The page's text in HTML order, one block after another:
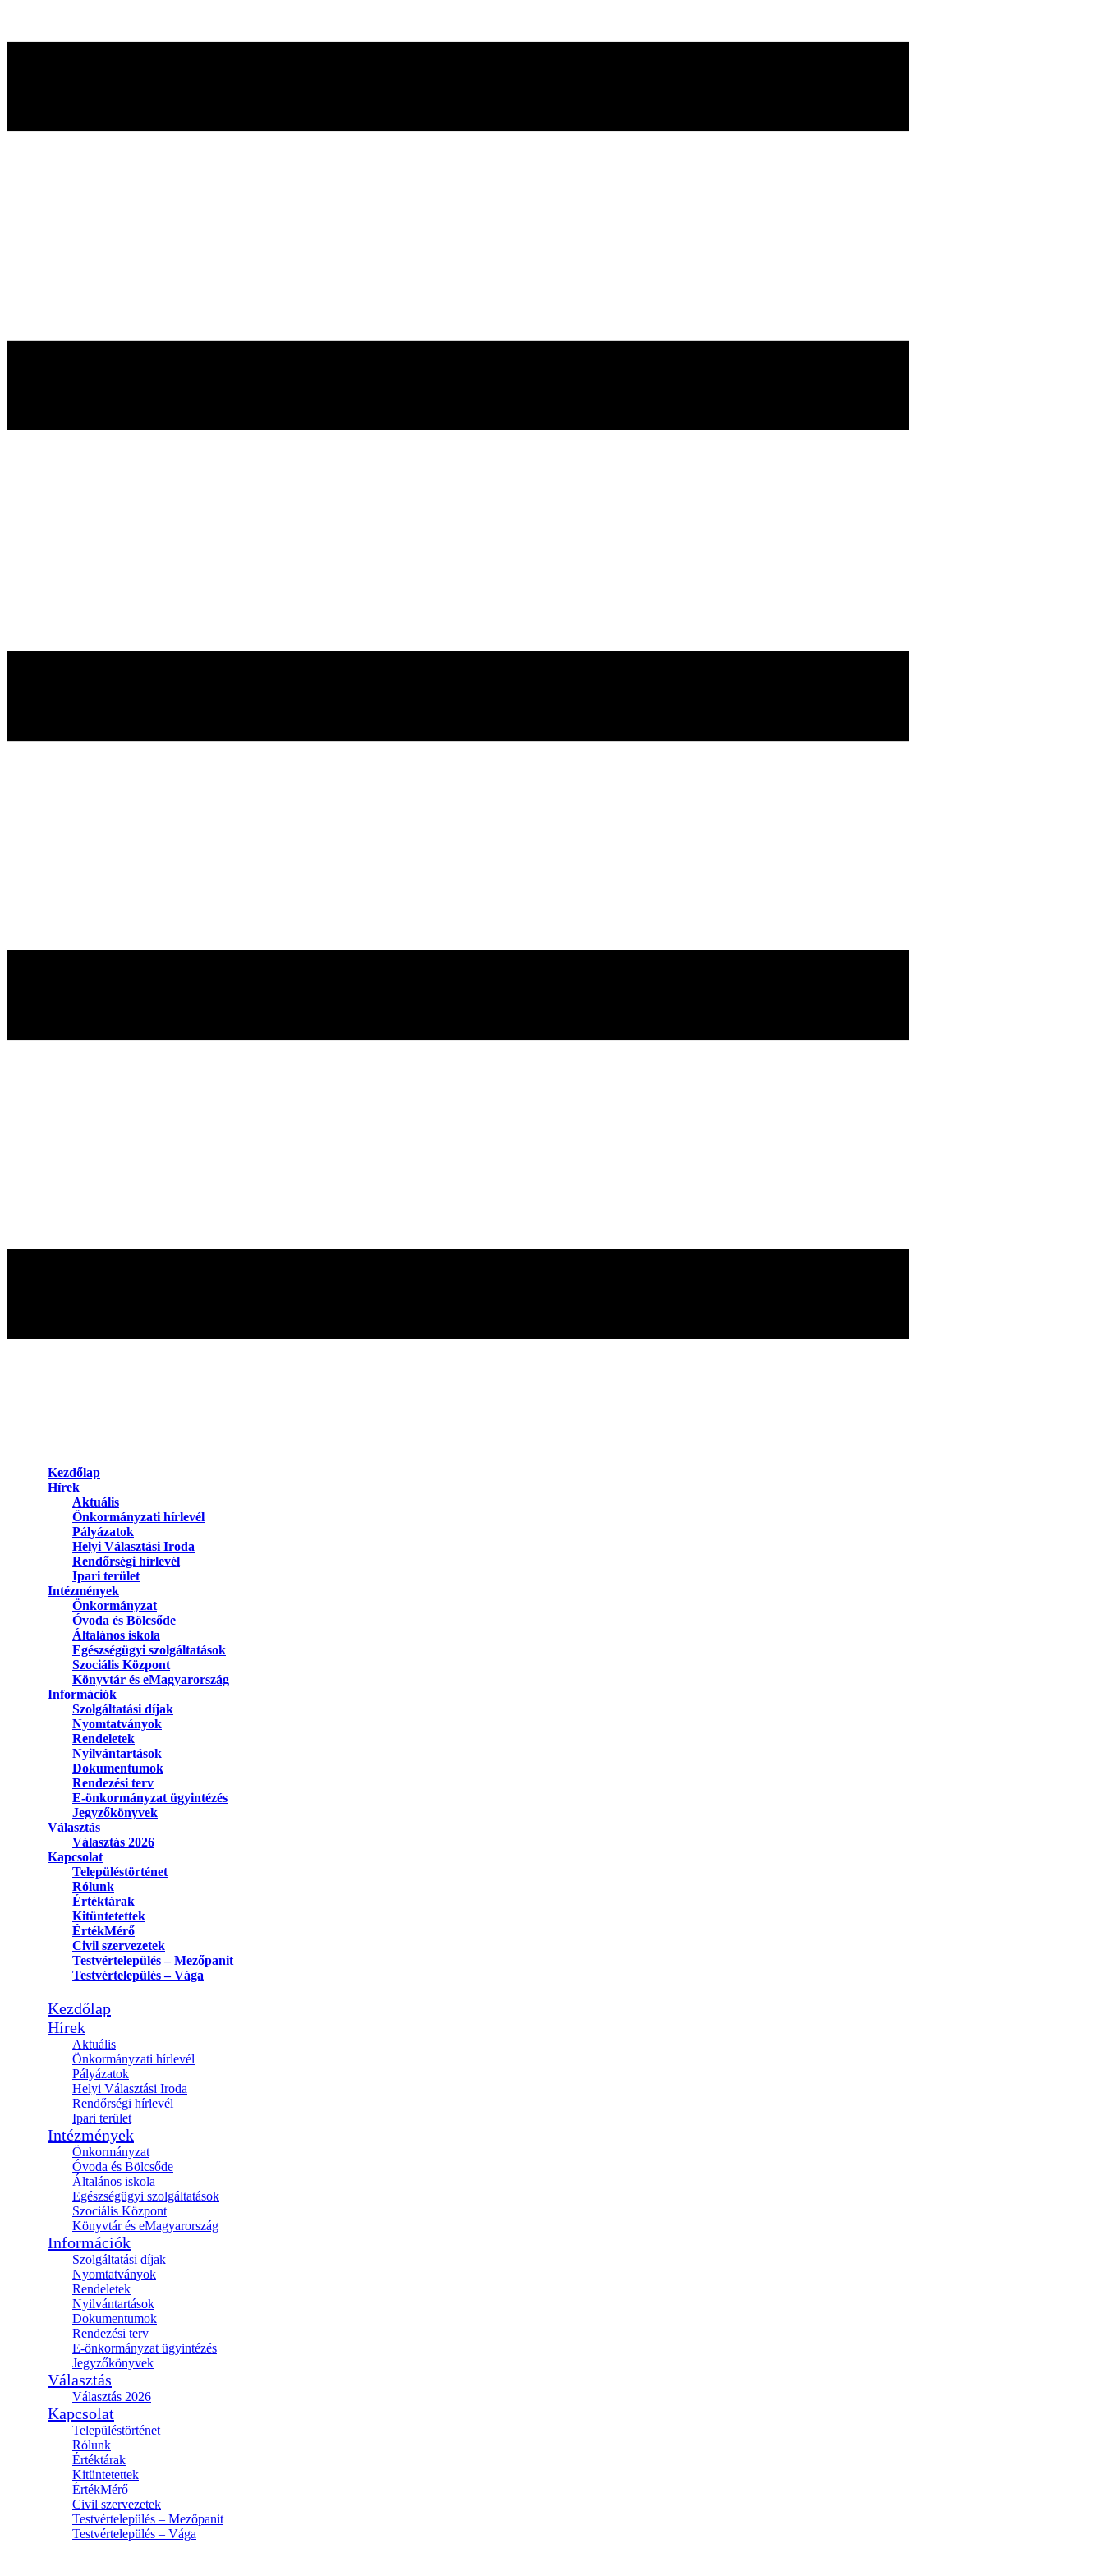
Kezdőlap
Hírek
Aktuális
Önkormányzati hírlevél
Pályázatok
Helyi Választási Iroda
Rendőrségi hírlevél
Ipari terület
Intézmények
Önkormányzat
Óvoda és Bölcsőde
Általános iskola
Egészségügyi szolgáltatások
Szociális Központ
Könyvtár és eMagyarország
Információk
Szolgáltatási díjak
Nyomtatványok
Rendeletek
Nyilvántartások
Dokumentumok
Rendezési terv
E-önkormányzat ügyintézés
Jegyzőkönyvek
Választás
Választás 2026
Kapcsolat
Településtörténet
Rólunk
Értéktárak
Kitüntetettek
ÉrtékMérő
Civil szervezetek
Testvértelepülés – Mezőpanit
Testvértelepülés – Vága
Kezdőlap
Hírek
Aktuális
Önkormányzati hírlevél
Pályázatok
Helyi Választási Iroda
Rendőrségi hírlevél
Ipari terület
Intézmények
Önkormányzat
Óvoda és Bölcsőde
Általános iskola
Egészségügyi szolgáltatások
Szociális Központ
Könyvtár és eMagyarország
Információk
Szolgáltatási díjak
Nyomtatványok
Rendeletek
Nyilvántartások
Dokumentumok
Rendezési terv
E-önkormányzat ügyintézés
Jegyzőkönyvek
Választás
Választás 2026
Kapcsolat
Településtörténet
Rólunk
Értéktárak
Kitüntetettek
ÉrtékMérő
Civil szervezetek
Testvértelepülés – Mezőpanit
Testvértelepülés – Vága